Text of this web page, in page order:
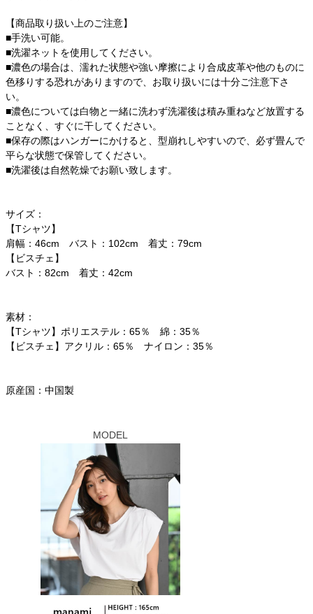
【商品取り扱い上のご注意】
■手洗い可能。
■洗濯ネットを使用してください。
■濃色の場合は、濡れた状態や強い摩擦により合成皮革や他のものに
色移りする恐れがありますので、お取り扱いには十分ご注意下さ
い。
■濃色については白物と一緒に洗わず洗濯後は積み重ねなど放置する
ことなく、すぐに干してください。
■保存の際はハンガーにかけると、型崩れしやすいので、必ず畳んで
平らな状態で保管してください。
■洗濯後は自然乾燥でお願い致します。
サイズ：
【Tシャツ】
肩幅：46cm バスト：102cm 着丈：79cm
【ビスチェ】
バスト：82cm 着丈：42cm
素材：
【Tシャツ】ポリエステル：65％ 綿：35％
【ビスチェ】アクリル：65％ ナイロン：35％
原産国：中国製
MODEL